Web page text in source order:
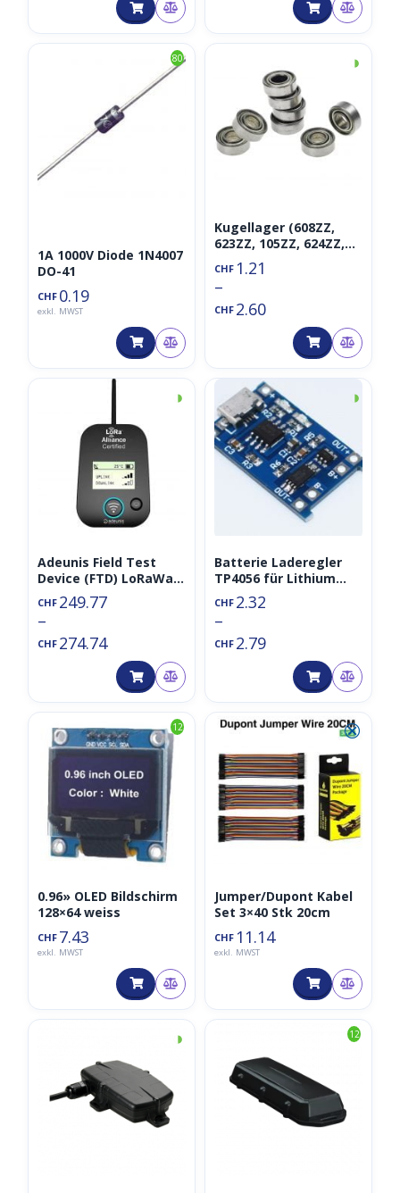
80
1A 1000V Diode 1N4007
DO-41
CHF 0.19
exkl. MWST
◑
Kugellager (608ZZ,
623ZZ, 105ZZ, 624ZZ,
625ZZ, 685ZZ, F623ZZ,
604ZZ), Ball Bearing,
Wälzlager,
Rillenkugellager
CHF 1.21
–
CHF 2.60
◑
Adeunis Field Test
Device (FTD) LoRaWan
868MHz Network
Tester (opt. inkl.
Swisscom
Konnektivität)
CHF 249.77
–
CHF 274.74
◑
Batterie Laderegler
TP4056 für Lithium
Batterien mit Micro
USB/USB-C
CHF 2.32
–
CHF 2.79
12
0.96» OLED Bildschirm
128×64 weiss
CHF 7.43
exkl. MWST
⮿
Jumper/Dupont Kabel
Set 3×40 Stk 20cm
CHF 11.14
exkl. MWST
◑ 12